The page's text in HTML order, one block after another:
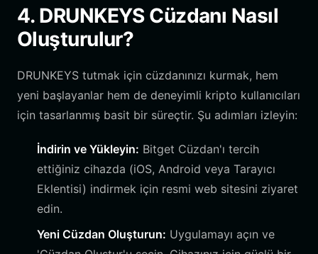
4. DRUNKEYS Cüzdanı Nasıl
Oluşturulur?
DRUNKEYS tutmak için cüzdanınızı kurmak, hem
yeni başlayanlar hem de deneyimli kripto kullanıcıları
için tasarlanmış basit bir süreçtir. Şu adımları izleyin:
İndirin ve Yükleyin: Bitget Cüzdan'ı tercih
ettiğiniz cihazda (iOS, Android veya Tarayıcı
Eklentisi) indirmek için resmi web sitesini ziyaret
edin.
Yeni Cüzdan Oluşturun: Uygulamayı açın ve